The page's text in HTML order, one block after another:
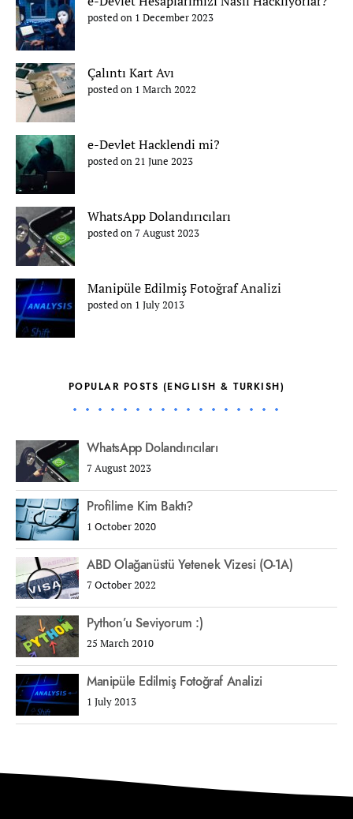
posted on 1 December 2023
Çalıntı Kart Avı
posted on 1 March 2022
e-Devlet Hacklendi mi?
posted on 21 June 2023
WhatsApp Dolandırıcıları
posted on 7 August 2023
Manipüle Edilmiş Fotoğraf Analizi
posted on 1 July 2013
POPULAR POSTS (ENGLISH & TURKISH)
WhatsApp Dolandırıcıları
7 August 2023
Profilime Kim Baktı?
1 October 2020
ABD Olağanüstü Yetenek Vizesi (O-1A)
7 October 2022
Python’u Seviyorum :)
25 March 2010
Manipüle Edilmiş Fotoğraf Analizi
1 July 2013